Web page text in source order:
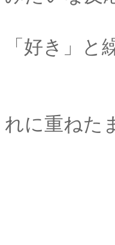
愛くて
「好き」
「ん
声は、
れに重ねた
「好